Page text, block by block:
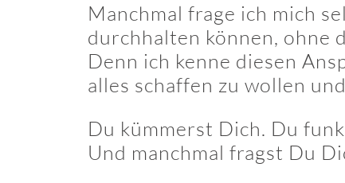
Manchmal frage ich mich
durchhalten können, ohne
Denn ich kenne diesen
alles schaffen zu wollen
Du kümmerst Dich. Du
Und manchmal fragst Du